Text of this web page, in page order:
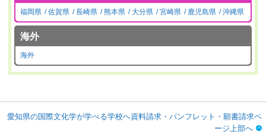
福岡県 佐賀県 長崎県 熊本県 大分県 宮崎県 鹿児島県 沖縄県
海外
海外
愛知県の国際文化学が学べる学校へ資料請求・パンフレット・願書請求ペ
ージ上部へ